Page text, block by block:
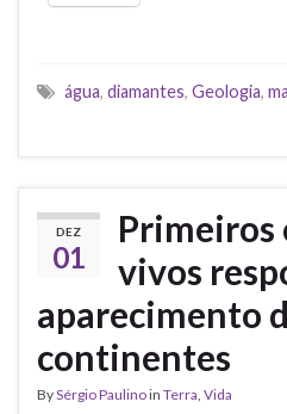
água, diamantes, Geologia,
DEZ
01
Primeiros
vivos
aparecimento
continentes
BySérgio Paulinoin Terra Vida